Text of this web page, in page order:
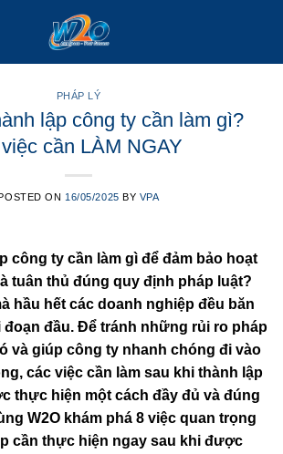
PHÁP LÝ
lập công ty cần làm gì?
cần LÀM NGAY
ON 16/05/2025 BY VPA
công ty cần làm gì để đảm bảo hoạt
tuân thủ đúng quy định pháp luật?
hầu hết các doanh nghiệp đều băn
đoạn đầu. Để tránh những rủi ro pháp
và giúp công ty nhanh chóng đi vào
các việc cần làm sau khi thành lập
thực hiện một cách đầy đủ và đúng
W2O khám phá 8 việc quan trọng
cần thực hiện ngay sau khi được